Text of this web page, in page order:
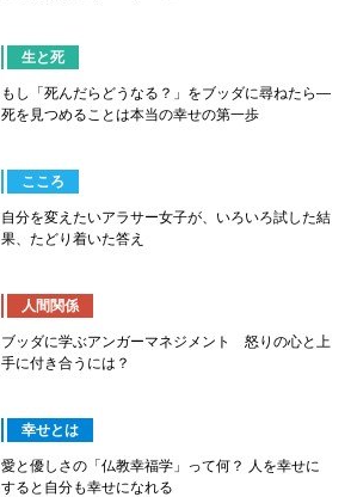
生と死
もし「死んだらどうなる？」をブッダに尋ねたら―
死を見つめることは本当の幸せの第一歩
こころ
自分を変えたいアラサー女子が、いろいろ試した結
果、たどり着いた答え
人間関係
ブッダに学ぶアンガーマネジメント 怒りの心と上
手に付き合うには？
幸せとは
愛と優しさの「仏教幸福学」って何？ 人を幸せに
すると自分も幸せになれる